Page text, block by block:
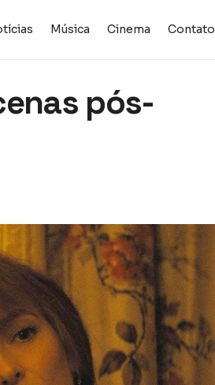
Música Cinema Contato
pós-